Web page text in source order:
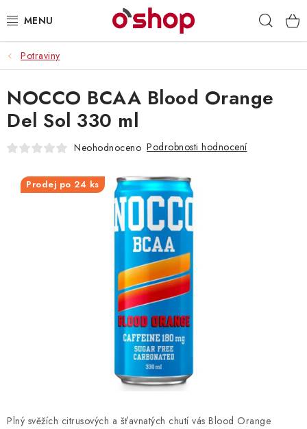
na
OSOBNÍ PÉČE
POTRAVINY
HRAČKY 🧸
ZACHRAŇTE PRODUKTY
Obchodní podmínky
Podmínky ochrany osobních údajů
Servis a reklamace
Potraviny
Plný svěžích citrusových a šťavnatých chutí vás Blood Orange
NOCCO BCAA Blood Orange
Del Sol 330 ml
Neohodnoceno Podrobnosti hodnocení
Prodej po 24 ks